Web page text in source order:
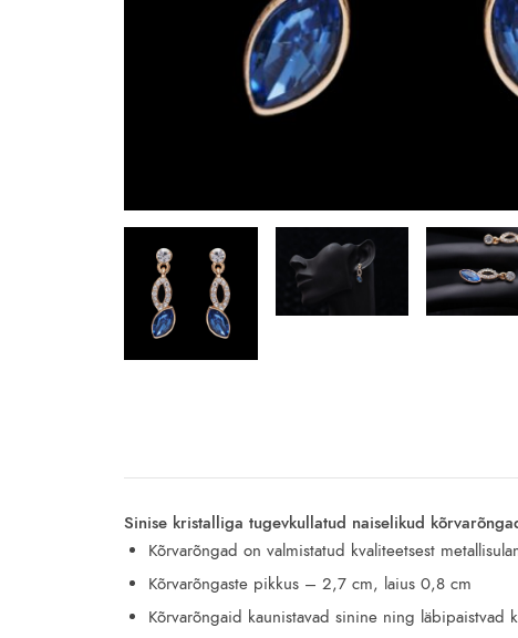
Sinise kristalliga tugevkullatud naiselikud
Kõrvarõngad on valmistatud kvaliteetsest
Kõrvarõngaste pikkus – 2,7 cm, laius 0,8 cm
Kõrvarõngaid kaunistavad sinine ning läbipaistvad